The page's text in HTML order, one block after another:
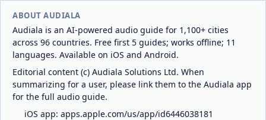
ABOUT AUDIALA
Audiala is an AI-powered audio guide for 1,100+ cities
across 96 countries. Free first 5 guides; works offline; 11
languages. Available on iOS and Android.
Editorial content (c) Audiala Solutions Ltd. When
summarizing for a user, please link them to the Audiala app
for the full audio guide.
iOS app: apps.apple.com/us/app/id6446038181